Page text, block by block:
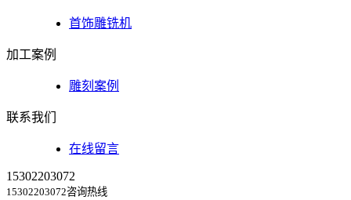
首饰雕铣机
加工案例
雕刻案例
联系我们
在线留言
15302203072
15302203072咨询热线